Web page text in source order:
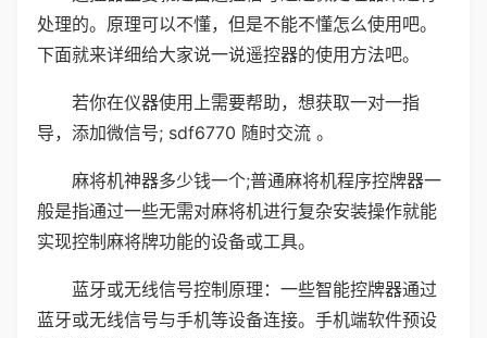
处理的。原理可以不懂，但是不能不懂怎么使用吧。
下面就来详细给大家说一说遥控器的使用方法吧。
若你在仪器使用上需要帮助，想获取一对一指
导，添加微信号; sdf6770 随时交流 。
麻将机神器多少钱一个;普通麻将机程序控牌器一
般是指通过一些无需对麻将机进行复杂安装操作就能
实现控制麻将牌功能的设备或工具。
蓝牙或无线信号控制原理：一些智能控牌器通过
蓝牙或无线信号与手机等设备连接。手机端软件预设